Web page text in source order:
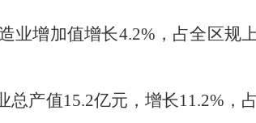
业增加值增长4.2% ， 占全区规
总产值15.2亿元，增长11.2% ，占